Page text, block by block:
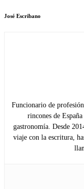
José Escribano
Funcionario de
rincones de
gastronomía. Desde
viaje con la escritura,